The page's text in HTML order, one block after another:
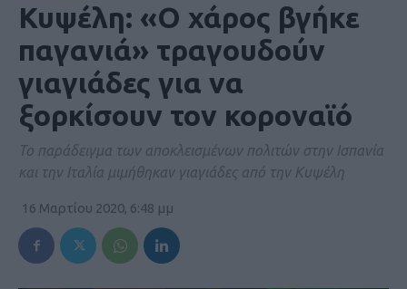
Κυψέλη: «Ο χάρος βγήκε
παγανιά» τραγουδούν
γιαγιάδες για να
ξορκίσουν τον κοροναϊό
Το παράδειγμα των αποκλεισμένων πολιτών στην Ισπανία
και την Ιταλία μιμήθηκαν γιαγιάδες από την Κυψέλη
16 Μαρτίου 2020, 6:48 μμ